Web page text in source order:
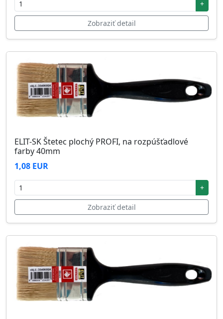
+
Zobraziť detail
ELIT-SK Štetec plochý PROFI, na rozpúšťadlové
farby 40mm
1,08 EUR
+
Zobraziť detail